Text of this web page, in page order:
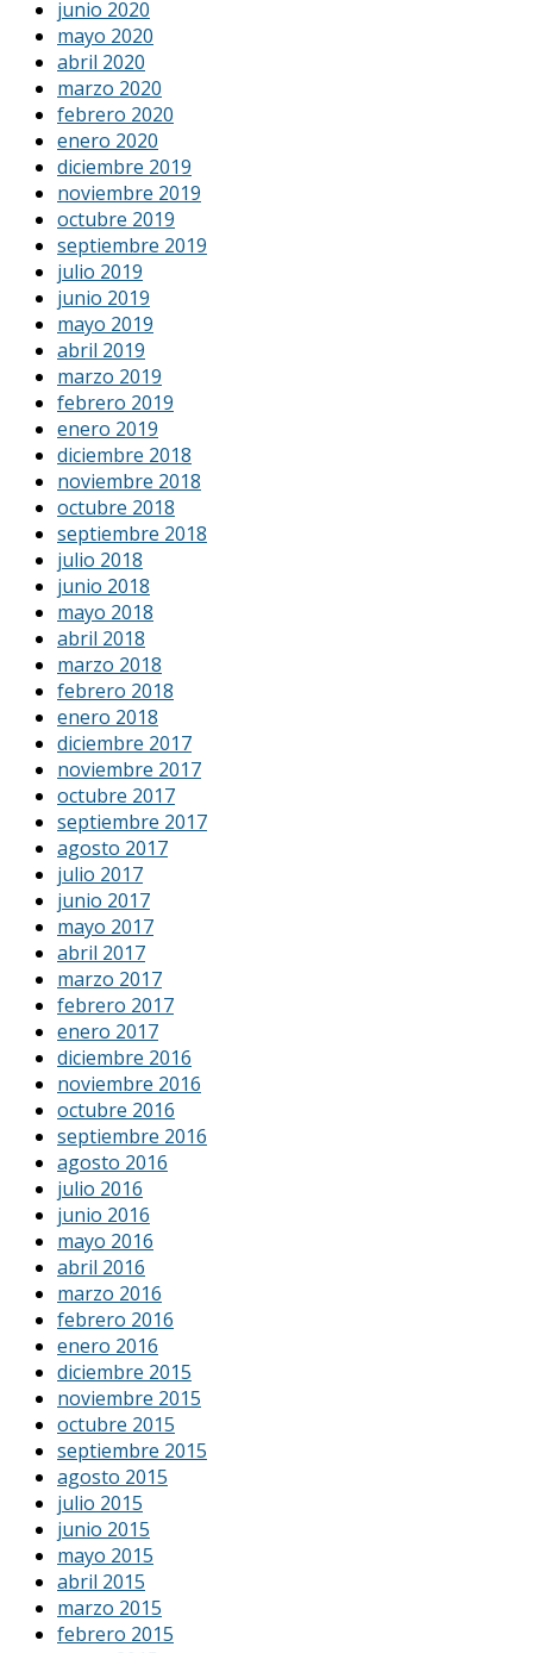
junio 2020
mayo 2020
abril 2020
marzo 2020
febrero 2020
enero 2020
diciembre 2019
noviembre 2019
octubre 2019
septiembre 2019
julio 2019
junio 2019
mayo 2019
abril 2019
marzo 2019
febrero 2019
enero 2019
diciembre 2018
noviembre 2018
octubre 2018
septiembre 2018
julio 2018
junio 2018
mayo 2018
abril 2018
marzo 2018
febrero 2018
enero 2018
diciembre 2017
noviembre 2017
octubre 2017
septiembre 2017
agosto 2017
julio 2017
junio 2017
mayo 2017
abril 2017
marzo 2017
febrero 2017
enero 2017
diciembre 2016
noviembre 2016
octubre 2016
septiembre 2016
agosto 2016
julio 2016
junio 2016
mayo 2016
abril 2016
marzo 2016
febrero 2016
enero 2016
diciembre 2015
noviembre 2015
octubre 2015
septiembre 2015
agosto 2015
julio 2015
junio 2015
mayo 2015
abril 2015
marzo 2015
febrero 2015